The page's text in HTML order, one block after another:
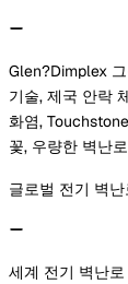
Glen?Dimplex
기술, 제국 안락
화염,
꽃, 우량한 벽난
글로벌 전기 벽
세계 전기 벽난